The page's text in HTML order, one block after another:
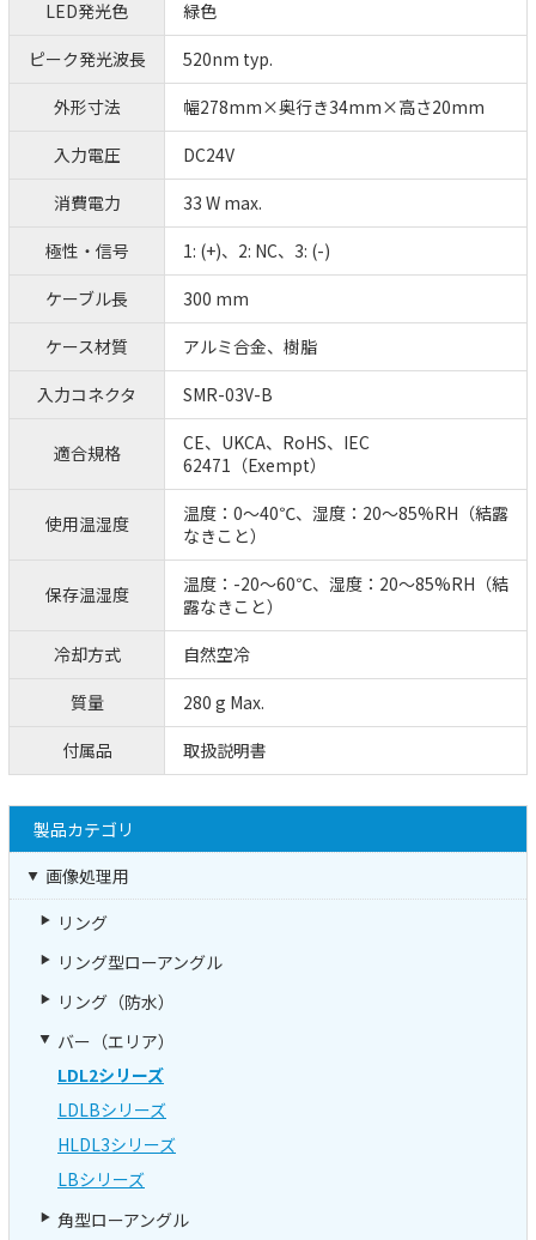
LED発光色
緑色
ピーク発光波長
520nm typ.
外形寸法
幅278mm×奥行き34mm×高さ20mm
入力電圧
DC24V
消費電力
33 W max.
極性・信号
1: (+)、2: NC、3: (-)
ケーブル長
300 mm
ケース材質
アルミ合金、樹脂
入力コネクタ
SMR-03V-B
適合規格
CE、UKCA、RoHS、IEC
62471（Exempt）
使用温湿度
温度：0～40℃、湿度：20～85%RH（結露
なきこと）
保存温湿度
温度：-20～60℃、湿度：20～85%RH（結
露なきこと）
冷却方式
自然空冷
質量
280 g Max.
付属品
取扱説明書
製品カテゴリ
画像処理用
リング
リング型ローアングル
リング（防水）
バー（エリア）
LDL2シリーズ
LDLBシリーズ
HLDL3シリーズ
LBシリーズ
角型ローアングル